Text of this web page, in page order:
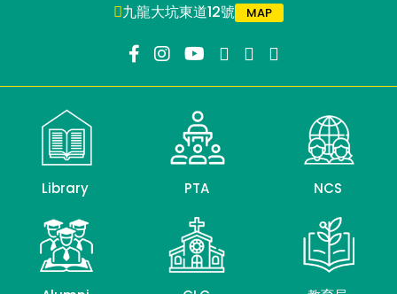
九龍大坑東道12號
MAP
Library PTA NCS